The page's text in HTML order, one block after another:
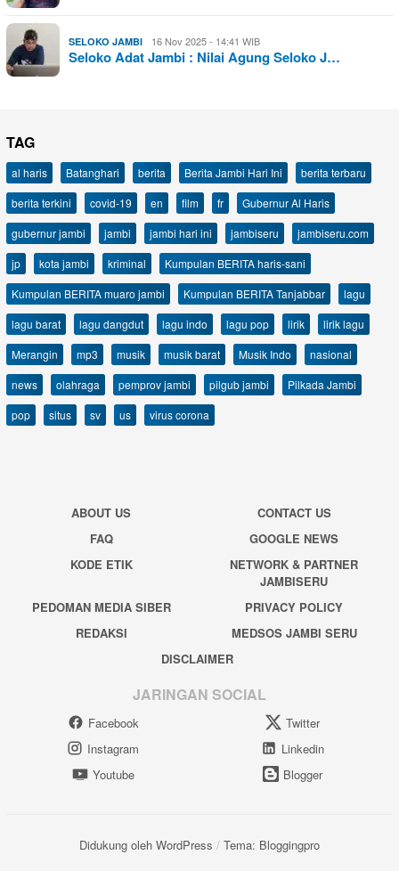
SELOKO JAMBI 16 Nov 2025 - 14:41 WIB
Seloko Adat Jambi : Nilai Agung Seloko J…
TAG
al haris Batanghari berita Berita Jambi Hari Ini
berita terbaru
berita terkini
covid-19 en film fr
Gubernur Al Haris
gubernur jambi
jambi jambi hari ini jambiseru
jambiseru.com
jp
kota jambi kriminal
Kumpulan BERITA haris-sani
Kumpulan BERITA muaro jambi
Kumpulan BERITA Tanjabbar
lagu
lagu barat
lagu dangdut lagu indo lagu pop lirik
lirik lagu
Merangin
mp3 musik musik barat Musik Indo
nasional
news
olahraga pemprov jambi pilgub jambi
Pilkada Jambi
pop
situs sv us virus corona
ABOUT US
CONTACT US
FAQ
GOOGLE NEWS
KODE ETIK
NETWORK & PARTNER
JAMBISERU
PEDOMAN MEDIA SIBER
PRIVACY POLICY
REDAKSI
MEDSOS JAMBI SERU
DISCLAIMER
JARINGAN SOCIAL
Facebook
Twitter
Instagram
Linkedin
Youtube
Blogger
Didukung oleh WordPress / Tema: Bloggingpro